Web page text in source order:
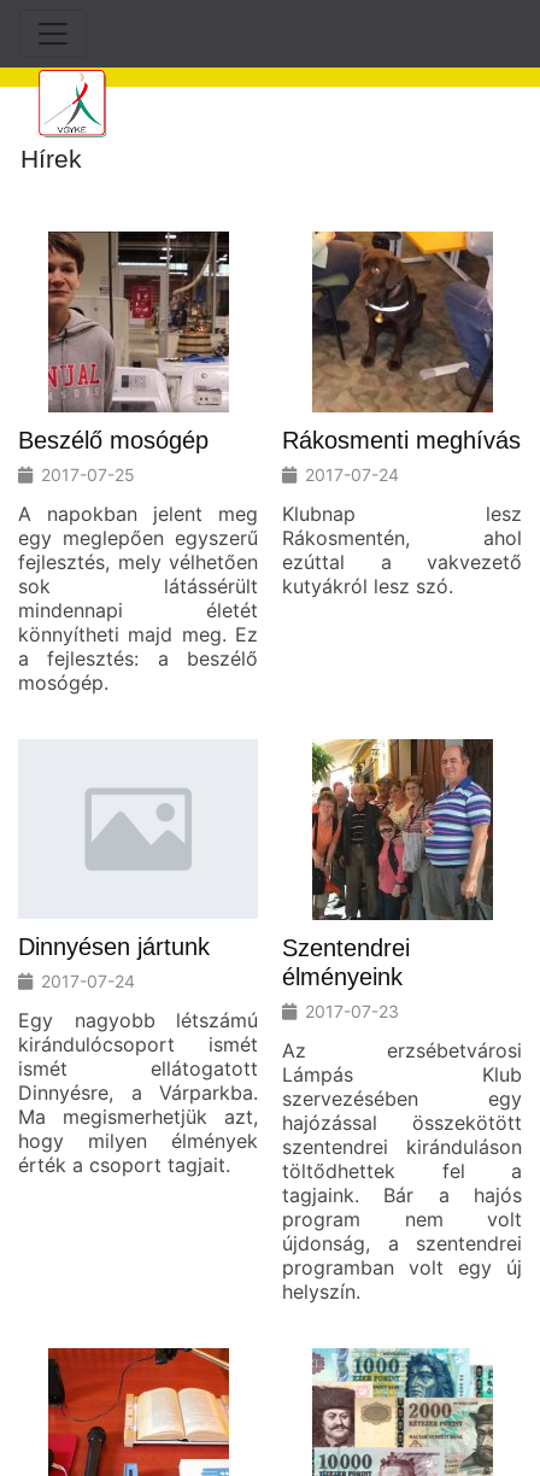
Hírek
Beszélő mosógép
2017-07-25
A napokban jelent meg
egy meglepően egyszerű
fejlesztés, mely vélhetően
sok látássérült
mindennapi életét
könnyítheti majd meg. Ez
a fejlesztés: a beszélő
mosógép.
Rákosmenti meghívás
2017-07-24
Klubnap lesz
Rákosmentén, ahol
ezúttal a vakvezető
kutyákról lesz szó.
Dinnyésen jártunk
2017-07-24
Egy nagyobb létszámú
kirándulócsoport ismét
ismét ellátogatott
Dinnyésre, a Várparkba.
Ma megismerhetjük azt,
hogy milyen élmények
érték a csoport tagjait.
Szentendrei
élményeink
2017-07-23
Az erzsébetvárosi
Lámpás Klub
szervezésében egy
hajózással összekötött
szentendrei kiránduláson
töltődhettek fel a
tagjaink. Bár a hajós
program nem volt
újdonság, a szentendrei
programban volt egy új
helyszín.